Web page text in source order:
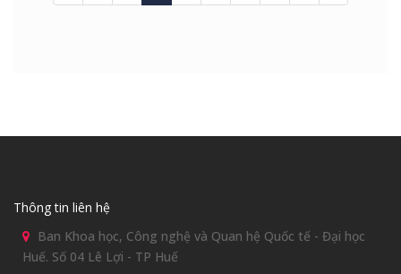
Thông tin liên hệ
Ban Khoa học, Công nghệ và Quan hệ Quốc tế - Đại học
Huế. Số 04 Lê Lợi - TP Huế